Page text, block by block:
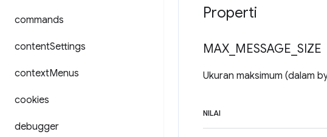
commands
contentSettings
contextMenus
cookies
debugger
Properti
MAX MESSAGE SIZE
Ukuran maksimum (dalam
NILAI